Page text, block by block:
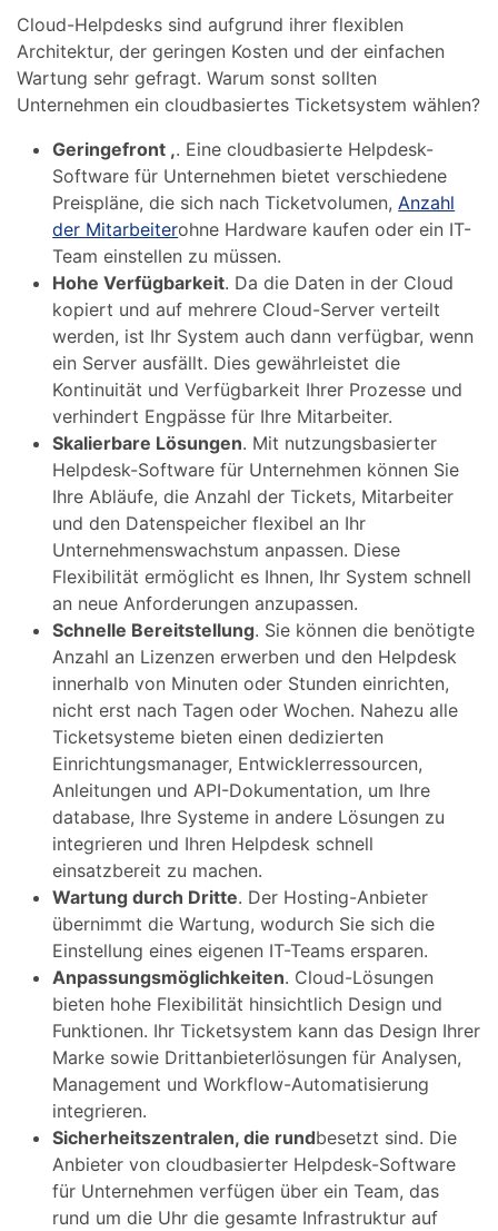
Cloud-Helpdesks sind aufgrund ihrer flexiblen
Architektur, der geringen Kosten und der einfachen
Wartung sehr gefragt. Warum sonst sollten
Unternehmen ein cloudbasiertes Ticketsystem wählen?
Geringefront ,. Eine cloudbasierte Helpdesk-
Software für Unternehmen bietet verschiedene
Preispläne, die sich nach Ticketvolumen,Anzahl
der Mitarbeiterohne Hardware kaufen oder ein IT-
Team einstellen zu müssen.
Hohe Verfügbarkeit. Da die Daten in der Cloud
kopiert und auf mehrere Cloud-Server verteilt
werden, ist Ihr System auch dann verfügbar, wenn
ein Server ausfällt. Dies gewährleistet die
Kontinuität und Verfügbarkeit Ihrer Prozesse und
verhindert Engpässe für Ihre Mitarbeiter.
Skalierbare Lösungen. Mit nutzungsbasierter
Helpdesk-Software für Unternehmen können Sie
Ihre Abläufe, die Anzahl der Tickets, Mitarbeiter
und den Datenspeicher flexibel an Ihr
Unternehmenswachstum anpassen. Diese
Flexibilität ermöglicht es Ihnen, Ihr System schnell
an neue Anforderungen anzupassen.
Schnelle Bereitstellung. Sie können die benötigte
Anzahl an Lizenzen erwerben und den Helpdesk
innerhalb von Minuten oder Stunden einrichten,
nicht erst nach Tagen oder Wochen. Nahezu alle
Ticketsysteme bieten einen dedizierten
Einrichtungsmanager, Entwicklerressourcen,
Anleitungen und API-Dokumentation, um Ihre
database, Ihre Systeme in andere Lösungen zu
integrieren und Ihren Helpdesk schnell
einsatzbereit zu machen.
Wartung durch Dritte. Der Hosting-Anbieter
übernimmt die Wartung, wodurch Sie sich die
Einstellung eines eigenen IT-Teams ersparen.
Anpassungsmöglichkeiten. Cloud-Lösungen
bieten hohe Flexibilität hinsichtlich Design und
Funktionen. Ihr Ticketsystem kann das Design Ihrer
Marke sowie Drittanbieterlösungen für Analysen,
Management und Workflow-Automatisierung
integrieren.
Sicherheitszentralen, die rundbesetzt sind. Die
Anbieter von cloudbasierter Helpdesk-Software
für Unternehmen verfügen über ein Team, das
rund um die Uhr die gesamte Infrastruktur auf